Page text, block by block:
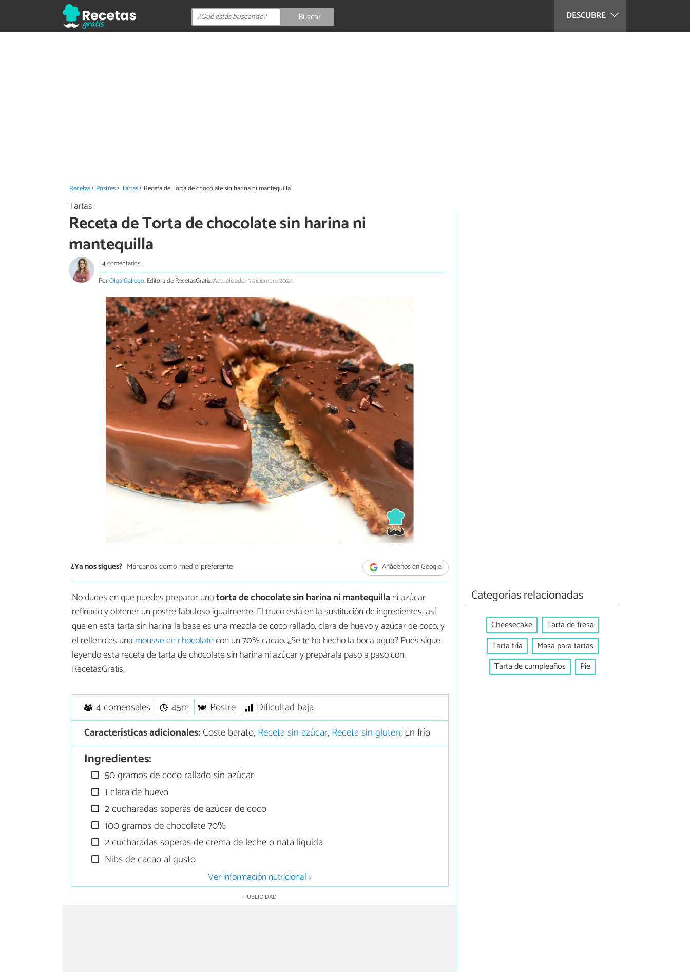
DESCUBRE
Buscar
Recetas Postres Tartas Receta de Torta de chocolate sin harina ni mantequilla
Tartas
Receta de Torta de chocolate sin harina ni
mantequilla
4 comentarios
PorOlga Gallego, Editora de RecetasGratis.Actualizado: 5 diciembre 2024
¿Ya nos sigues? Márcanos como medio preferente Añádenos en Google
No dudes en que puedes preparar unatorta de chocolate sin harina ni mantequillani azúcar
refinado y obtener un postre fabuloso igualmente. El truco está en la sustitución de ingredientes, así
que en esta tarta sin harina la base es una mezcla de coco rallado, clara de huevo y azúcar de coco, y
el relleno es una mousse de chocolatecon un 70% cacao. ¿Se te ha hecho la boca agua? Pues sigue
leyendo esta receta de tarta de chocolate sin harina ni azúcar y prepárala paso a paso con
RecetasGratis.
4 comensales 45m Postre
Dificultad baja
Características adicionales:Coste barato,Receta sin azúcar,Receta sin gluten, En frío
Ingredientes:
50 gramos de coco rallado sin azúcar
1 clara de huevo
2 cucharadas soperas de azúcar de coco
100 gramos de chocolate 70%
2 cucharadas soperas de crema de leche o nata líquida
Nibs de cacao al gusto
Ver información nutricional >
Categorías relacionadas
Cheesecake
Tarta de fresa
Tarta fría
Masa para tartas
Tarta de cumpleaños
Pie